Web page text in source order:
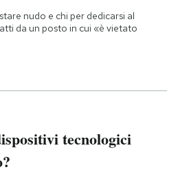
nudo e chi per dedicarsi al
da un posto in cui «è vietato
tecnologici